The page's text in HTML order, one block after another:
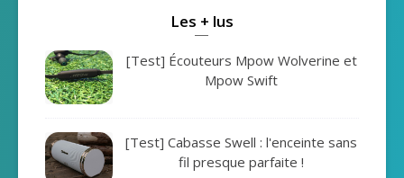
Les + lus
[Test] Écouteurs Mpow Wolverine et
Mpow Swift
[Test] Cabasse Swell : l'enceinte sans
fil presque parfaite !